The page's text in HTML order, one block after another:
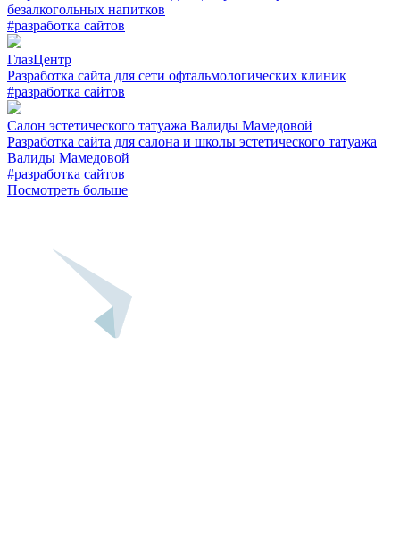
безалкогольных напитков
#разработка сайтов
ГлазЦентр
Разработка сайта для сети офтальмологических клиник
#разработка сайтов
Салон эстетического татуажа Валиды Мамедовой
Разработка сайта для салона и школы эстетического татуажа
Валиды Мамедовой
#разработка сайтов
Посмотреть больше